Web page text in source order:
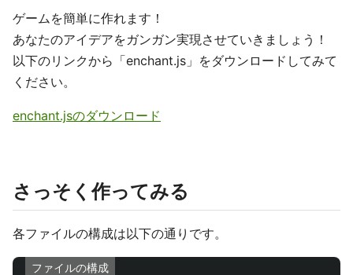
ゲームを簡単に作れます！
あなたのアイデアをガンガン実現させていきましょう！
以下のリンクから「enchant.js」をダウンロードしてみて
ください。
enchant.jsのダウンロード
さっそく作ってみる
各ファイルの構成は以下の通りです。
ファイルの構成